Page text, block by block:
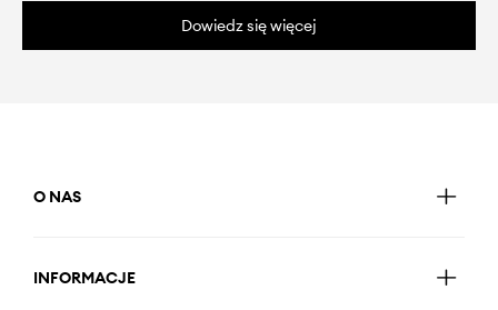
Dowiedz się więcej
O NAS
INFORMACJE